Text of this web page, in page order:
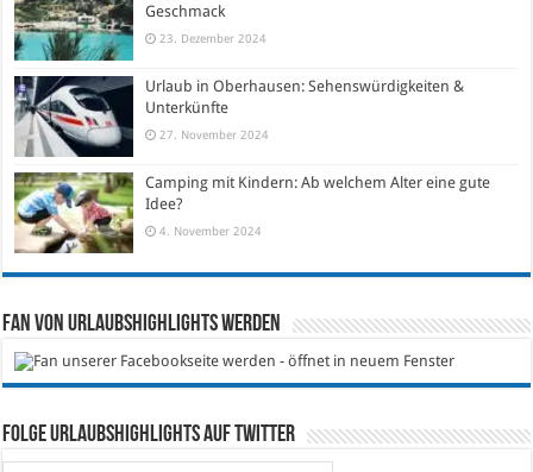
Geschmack
23. Dezember 2024
Urlaub in Oberhausen: Sehenswürdigkeiten &
Unterkünfte
27. November 2024
Camping mit Kindern: Ab welchem Alter eine gute
Idee?
4. November 2024
Fan von Urlaubshighlights werden
Folge Urlaubshighlights auf Twitter